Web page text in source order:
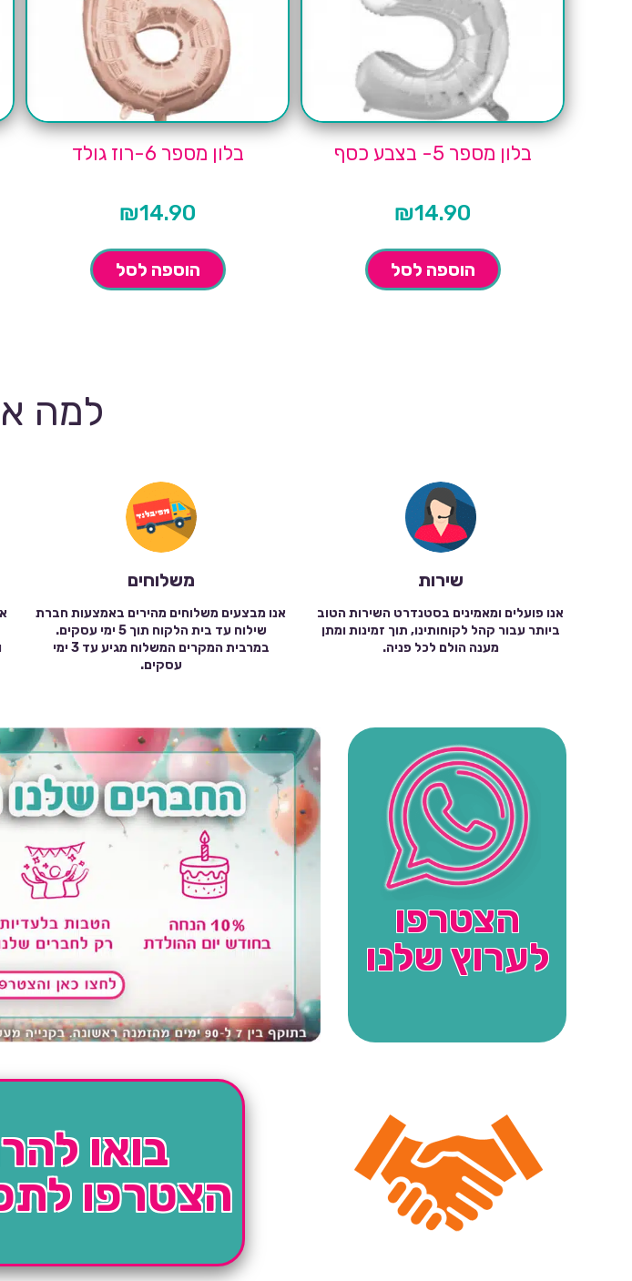
בלון מספר 5- בצבע כסף
₪14.90
הוספה לסל
בלון מספר 6-רוז גולד
₪14.90
הוספה לסל
למה
שירות
אנו פועלים ומאמינים בסטנדרט השירות הטוב
ביותר עבור קהל לקוחותינו, תוך זמינות ומתן
מענה הולם לכל פניה.
משלוחים
אנו מבצעים משלוחים מהירים באמצעות חברת
שילוח עד בית הלקוח תוך 5 ימי עסקים.
במרבית המקרים המשלוח מגיע עד 3 ימי
עסקים.
הצטרפו
לערוץ שלנו
בואו
הצטרפו